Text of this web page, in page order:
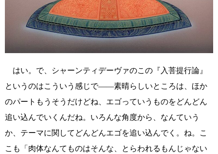
はい。で、シャーンティデーヴァのこの『入菩提行論』
というのはこういう感じで――素晴らしいところは、ほか
のパートもうそうだけどね、エゴっていうものをどんどん
追い込んでいくんだね。いろんな角度から、なんていう
か、テーマに関してどんどんエゴを追い込んでく。ね。こ
こも「肉体なんてものはそんな、とらわれるもんじゃない